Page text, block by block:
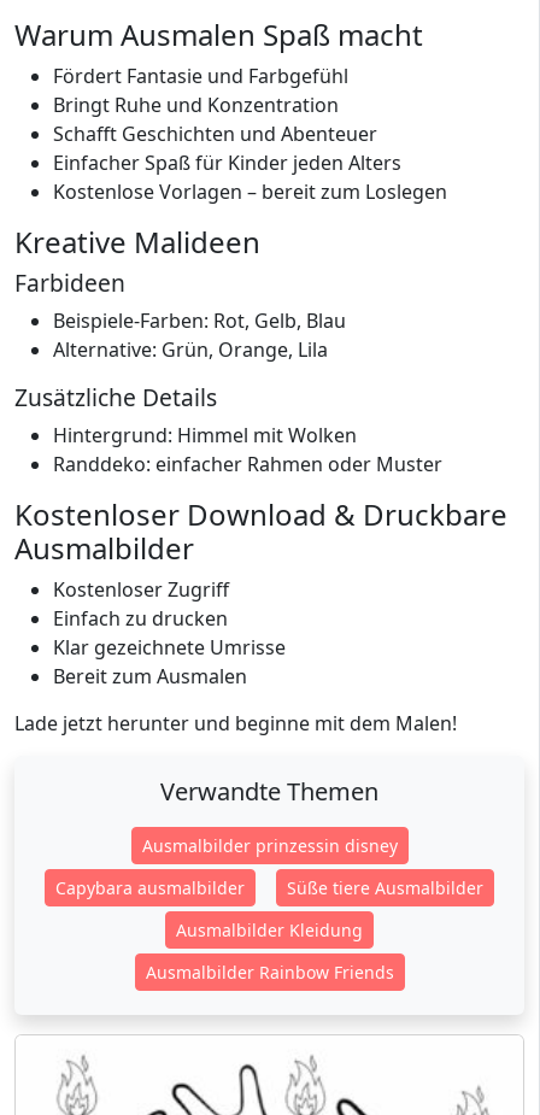
Warum Ausmalen Spaß macht
Fördert Fantasie und Farbgefühl
Bringt Ruhe und Konzentration
Schafft Geschichten und Abenteuer
Einfacher Spaß für Kinder jeden Alters
Kostenlose Vorlagen – bereit zum Loslegen
Kreative Malideen
Farbideen
Beispiele-Farben: Rot, Gelb, Blau
Alternative: Grün, Orange, Lila
Zusätzliche Details
Hintergrund: Himmel mit Wolken
Randdeko: einfacher Rahmen oder Muster
Kostenloser Download & Druckbare
Ausmalbilder
Kostenloser Zugriff
Einfach zu drucken
Klar gezeichnete Umrisse
Bereit zum Ausmalen
Lade jetzt herunter und beginne mit dem Malen!
Verwandte Themen
Ausmalbilder prinzessin disney
Capybara ausmalbilder
Süße tiere Ausmalbilder
Ausmalbilder Kleidung
Ausmalbilder Rainbow Friends